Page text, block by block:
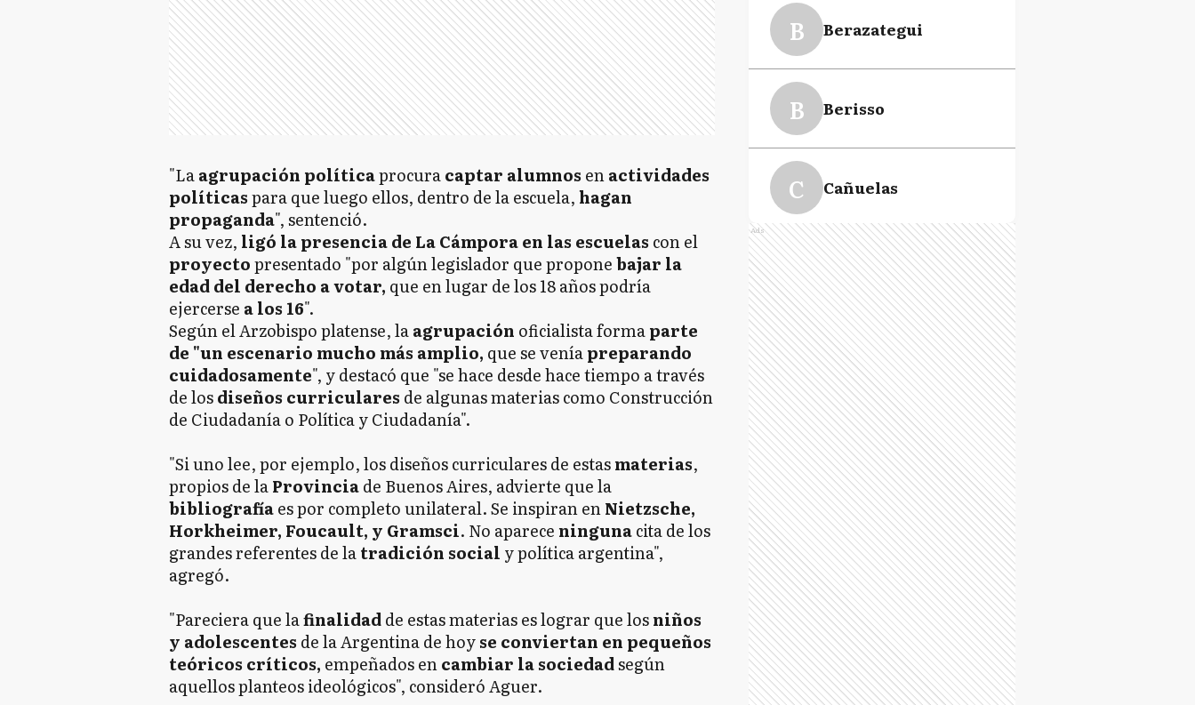
"Laagrupación políticaprocuracaptar alumnos enactividades
políticaspara que luego ellos, dentro de la escuela, hagan
propaganda", sentenció.
A su vez, ligó la presencia de La Cámpora en las escuelas con el
proyectopresentado "por algún legislador que proponebajar la
edad del derecho a votar, que en lugar de los 18 años podría
ejercerse a los 16".
Según el Arzobispo platense, laagrupación oficialista formaparte
de "un escenario mucho más amplio, que se veníapreparando
cuidadosamente", y destacó que "se hace desde hace tiempo a través
de losdiseños curriculares de algunas materias como Construcción
de Ciudadanía o Política y Ciudadanía".
"Si uno lee, por ejemplo, los diseños curriculares de estasmaterias,
propios de laProvinciade Buenos Aires, advierte que la
bibliografíaes por completo unilateral. Se inspiran enNietzsche,
Horkheimer, Foucault, y Gramsci. No aparece ningunacita de los
grandes referentes de latradición social y política argentina",
agregó.
"Pareciera que lafinalidadde estas materias es lograr que losniños
y adolescentes de la Argentina de hoyse conviertan en pequeños
teóricos críticos, empeñados encambiar la sociedadsegún
aquellos planteos ideológicos", consideró Aguer.
B Berazategui
B Berisso
C Cañuelas
E Ensenada
EE Esteban Echeverría
FV Florencio Varela
LM La Matanza
LP La Plata
L Lanús
Ads